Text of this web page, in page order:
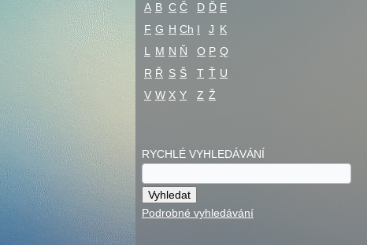
A B C Č D Ď E
F G H Ch I J K
L
M N Ň O P Q
R Ř S Š T Ť U
V W X Y Z Ž
RYCHLÉ VYHLEDÁVÁNÍ
Podrobné vyhledávání